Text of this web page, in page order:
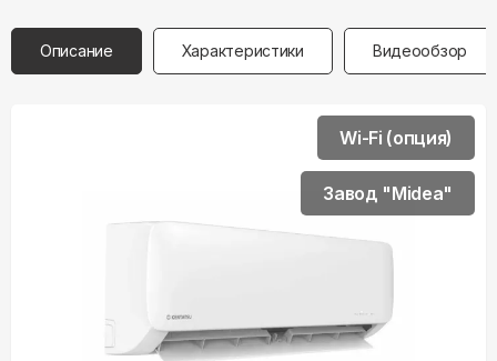
Описание Характеристики Видеообзор
Wi-Fi (опция)
Завод "Midea"